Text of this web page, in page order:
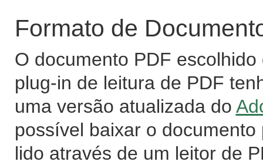
Formato de
O documento PDF
plug-in de leitura de PDF
uma versão atualizada do
possível baixar o
lido através de um leitor de